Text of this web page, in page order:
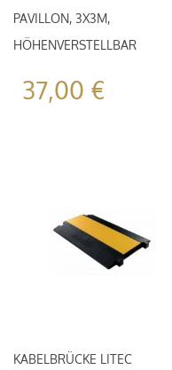
PAVILLON, 3X3M,
HÖHENVERSTELLBAR
37,00 €
KABELBRÜCKE LITEC